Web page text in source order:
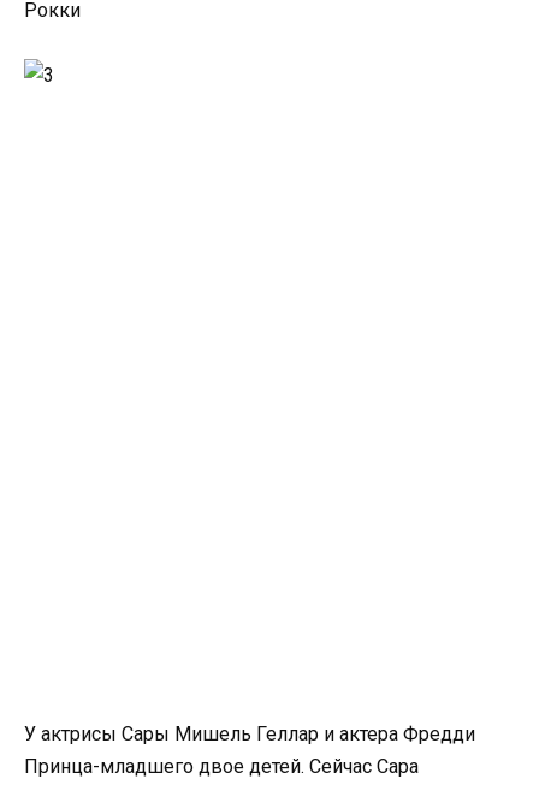
Рокки
У актрисы Сары Мишель Геллар и актера Фредди
Принца-младшего двое детей. Сейчас Сара